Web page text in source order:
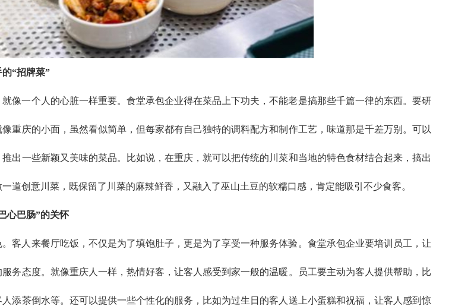
“招牌菜”
像一个人的心脏一样重要。食堂承包企业得在菜品上下功夫，不能老是搞那些千篇一律的东西。要研
重庆的小面，虽然看似简单，但每家都有自己独特的调料配方和制作工艺，味道那是千差万别。可以
出一些新颖又美味的菜品。比如说，在重庆，就可以把传统的川菜和当地的特色食材结合起来，搞出
道创意川菜，既保留了川菜的麻辣鲜香，又融入了巫山土豆的软糯口感，肯定能吸引不少食客。
心巴肠”的关怀
客人来餐厅吃饭，不仅是为了填饱肚子，更是为了享受一种服务体验。食堂承包企业要培训员工，让
务态度。就像重庆人一样，热情好客，让客人感受到家一般的温暖。员工要主动为客人提供帮助，比
添茶倒水等。还可以提供一些个性化的服务，比如为过生日的客人送上小蛋糕和祝福，让客人感到惊